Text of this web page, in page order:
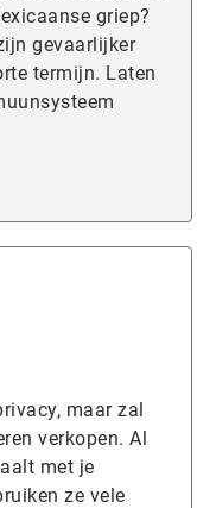
griep?
gevaarlijker
termijn. Laten
maar zal
verkopen. Al
met je
ze vele